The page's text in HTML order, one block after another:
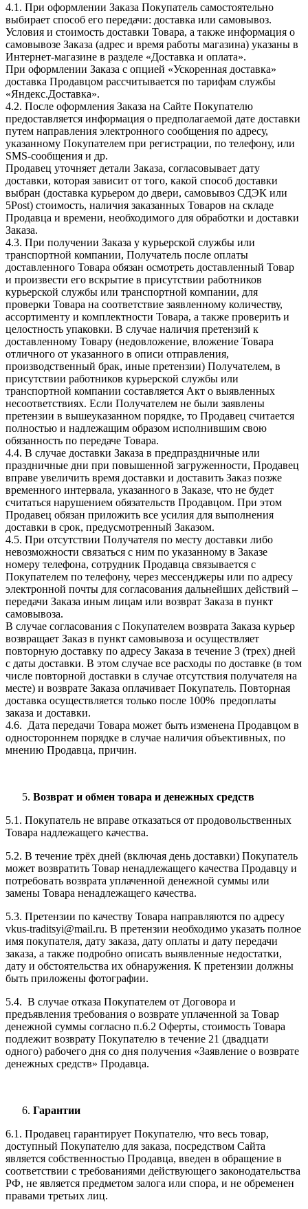
4.1. При оформлении Заказа Покупатель самостоятельно
выбирает способ его передачи: доставка или самовывоз.
Условия и стоимость доставки Товара, а также информация о
самовывозе Заказа (адрес и время работы магазина) указаны в
Интернет-магазине в разделе «Доставка и оплата».
При оформлении Заказа с опцией «Ускоренная доставка»
доставка Продавцом рассчитывается по тарифам службы
«Яндекс.Доставка».
4.2. После оформления Заказа на Сайте Покупателю
предоставляется информация о предполагаемой дате доставки
путем направления электронного сообщения по адресу,
указанному Покупателем при регистрации, по телефону, или
SMS-сообщения и др.
Продавец уточняет детали Заказа, согласовывает дату
доставки, которая зависит от того, какой способ доставки
выбран (доставка курьером до двери, самовывоз СДЭК или
5Post) стоимость, наличия заказанных Товаров на складе
Продавца и времени, необходимого для обработки и доставки
Заказа.
4.3. При получении Заказа у курьерской службы или
транспортной компании, Получатель после оплаты
доставленного Товара обязан осмотреть доставленный Товар
и произвести его вскрытие в присутствии работников
курьерской службы или транспортной компании, для
проверки Товара на соответствие заявленному количеству,
ассортименту и комплектности Товара, а также проверить и
целостность упаковки. В случае наличия претензий к
доставленному Товару (недовложение, вложение Товара
отличного от указанного в описи отправления,
производственный брак, иные претензии) Получателем, в
присутствии работников курьерской службы или
транспортной компании составляется Акт о выявленных
несоответствиях. Если Получателем не были заявлены
претензии в вышеуказанном порядке, то Продавец считается
полностью и надлежащим образом исполнившим свою
обязанность по передаче Товара.
4.4. В случае доставки Заказа в предпраздничные или
праздничные дни при повышенной загруженности, Продавец
вправе увеличить время доставки и доставить Заказ позже
временного интервала, указанного в Заказе, что не будет
считаться нарушением обязательств Продавцом. При этом
Продавец обязан приложить все усилия для выполнения
доставки в срок, предусмотренный Заказом.
4.5. При отсутствии Получателя по месту доставки либо
невозможности связаться с ним по указанному в Заказе
номеру телефона, сотрудник Продавца связывается с
Покупателем по телефону, через мессенджеры или по адресу
электронной почты для согласования дальнейших действий –
передачи Заказа иным лицам или возврат Заказа в пункт
самовывоза.
В случае согласования с Покупателем возврата Заказа курьер
возвращает Заказ в пункт самовывоза и осуществляет
повторную доставку по адресу Заказа в течение 3 (трех) дней
с даты доставки. В этом случае все расходы по доставке (в том
числе повторной доставки в случае отсутствия получателя на
месте) и возврате Заказа оплачивает Покупатель. Повторная
доставка осуществляется только после 100% предоплаты
заказа и доставки.
4.6. Дата передачи Товара может быть изменена Продавцом в
одностороннем порядке в случае наличия объективных, по
мнению Продавца, причин.
Возврат и обмен товара и денежных средств
5.1. Покупатель не вправе отказаться от продовольственных
Товара надлежащего качества.
5.2. В течение трёх дней (включая день доставки) Покупатель
может возвратить Товар ненадлежащего качества Продавцу и
потребовать возврата уплаченной денежной суммы или
замены Товара ненадлежащего качества.
5.3. Претензии по качеству Товара направляются по адресу
vkus-traditsyi@mail.ru. В претензии необходимо указать полное
имя покупателя, дату заказа, дату оплаты и дату передачи
заказа, а также подробно описать выявленные недостатки,
дату и обстоятельства их обнаружения. К претензии должны
быть приложены фотографии.
5.4. В случае отказа Покупателем от Договора и
предъявления требования о возврате уплаченной за Товар
денежной суммы согласно п.6.2 Оферты, стоимость Товара
подлежит возврату Покупателю в течение 21 (двадцати
одного) рабочего дня со дня получения «Заявление о возврате
денежных средств» Продавца.
Гарантии
6.1. Продавец гарантирует Покупателю, что весь товар,
доступный Покупателю для заказа, посредством Сайта
является собственностью Продавца, введен в обращение в
соответствии с требованиями действующего законодательства
РФ, не является предметом залога или спора, и не обременен
правами третьих лиц.